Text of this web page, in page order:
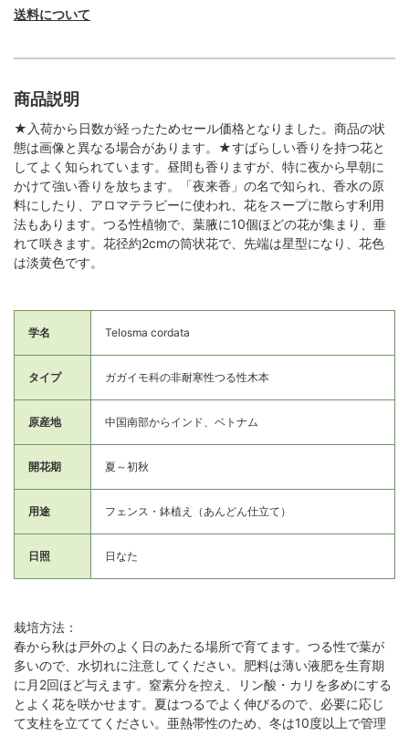
送料について
商品説明
★入荷から日数が経ったためセール価格となりました。商品の状
態は画像と異なる場合があります。★すばらしい香りを持つ花と
してよく知られています。昼間も香りますが、特に夜から早朝に
かけて強い香りを放ちます。「夜来香」の名で知られ、香水の原
料にしたり、アロマテラピーに使われ、花をスープに散らす利用
法もあります。つる性植物で、葉腋に10個ほどの花が集まり、垂
れて咲きます。花径約2cmの筒状花で、先端は星型になり、花色
は淡黄色です。
学名 Telosma cordata
タイプ ガガイモ科の非耐寒性つる性木本
原産地 中国南部からインド、ベトナム
開花期 夏～初秋
用途 フェンス・鉢植え（あんどん仕立て）
日照 日なた
栽培方法：
春から秋は戸外のよく日のあたる場所で育てます。つる性で葉が
多いので、水切れに注意してください。肥料は薄い液肥を生育期
に月2回ほど与えます。窒素分を控え、リン酸・カリを多めにする
とよく花を咲かせます。夏はつるでよく伸びるので、必要に応じ
て支柱を立ててください。亜熱帯性のため、冬は10度以上で管理